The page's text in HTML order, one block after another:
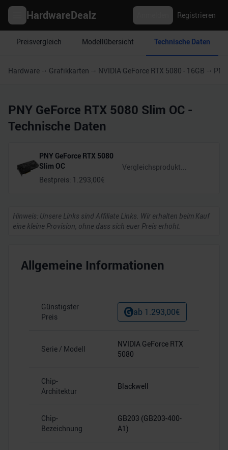
HardwareDealz Registrieren
Preisvergleich Modellübersicht Technische Daten
Hardware Grafikkarten NVIDIA GeForce RTX 5080 - 16GB
PNY GeForce RTX 5080 Slim OC -
Technische Daten
PNY GeForce RTX 5080
Slim OC
Bestpreis: 1.293,00€
Hinweis: Unsere Links sind Affiliate Links. Wir erhalten beim Kauf
eine kleine Provision, ohne dass sich euer Preis erhöht.
Allgemeine Informationen
Günstigster
Preis
ab 1.293,00€
Serie / Modell
NVIDIA GeForce RTX
5080
Chip-
Architektur
Blackwell
Chip-
Bezeichnung
GB203 (GB203-400-
A1)